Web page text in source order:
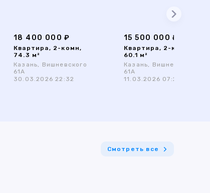
18 400 000 ₽
Квартира, 2-комн,
74.3 м²
Казань, Вишневского
61А
30.03.2026 22:32
15 500 000 ₽
Квартира, 2-комн,
60.1 м²
Казань, Вишневского
61А
11.03.2026 07:20
Смотреть все